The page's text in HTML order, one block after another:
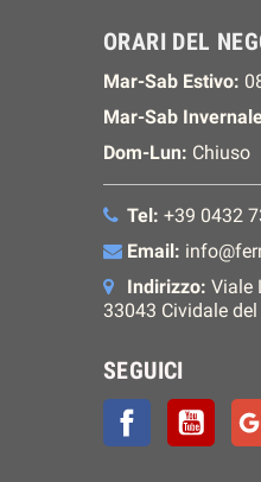
ORARI DEL
Mar-Sab Estivo:
Mar-Sab
Dom-Lun: Chiuso
Tel: +39 0432
Email:
Indirizzo: Viale
33043 Cividale
SEGUICI
Facebook